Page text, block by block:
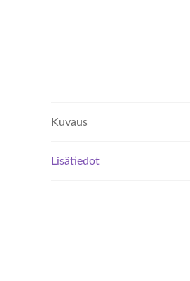
Kuvaus
Lisätiedot